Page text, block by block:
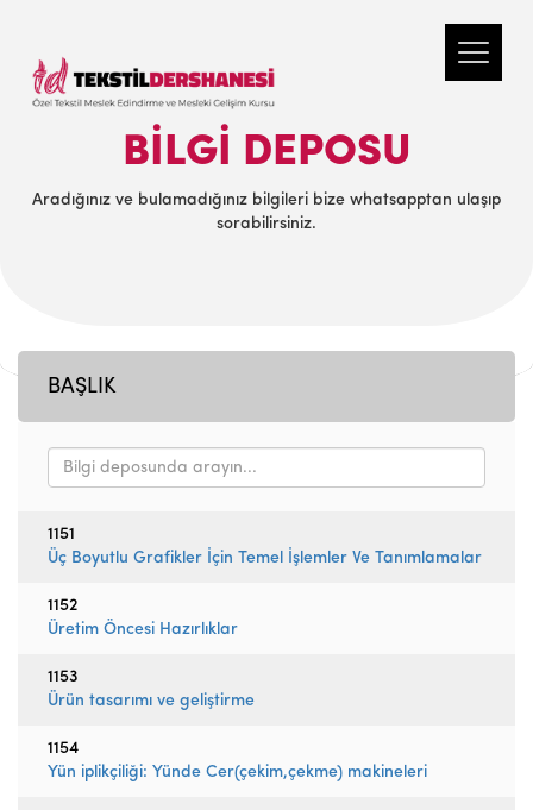
BILGI DEPOSU
Aradığınız ve bulamadığınız bilgileri bize whatsapptan ulaşıp
sorabilirsiniz.
BAŞLIK
1151
Üç Boyutlu Grafikler İçin Temel İşlemler Ve Tanımlamalar
1152
Üretim Öncesi Hazırlıklar
1153
Ürün tasarımı ve geliştirme
1154
Yün iplikçiliği: Yünde Cer(çekim,çekme) makineleri